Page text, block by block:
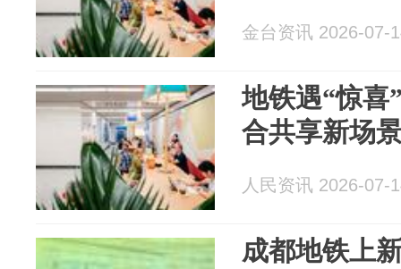
金台资讯 2026-07-
地铁遇“惊喜
合共享新场
人民资讯 2026-07-
成都地铁上